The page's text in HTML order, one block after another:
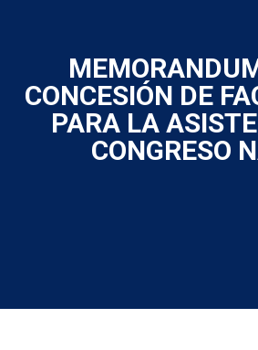
CONCESIÓN DE
PARA LA
CONGRESO